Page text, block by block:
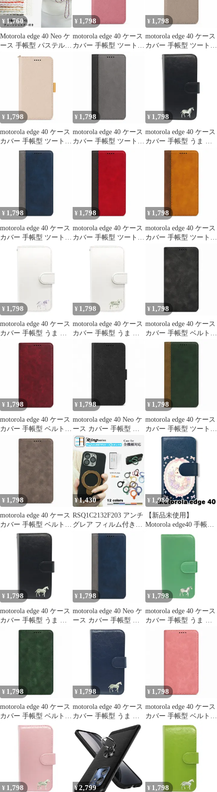
¥ 1,760
Motorola edge 40 Neo ケ
ース 手帳型 パステルカ
ラー 淡い ショルダー付
き edge40 カバー モト
ローラ edge40neoケース
全機種対応 マグネット
カード収納 携帯ケース
スマホカバー 9色セッ
ト手帳
¥ 1,798
motorola edge 40 ケース
カバー 手帳型 ツートン
edge 40ケース edge 40カ
バー edge40ケース
edge40カバー "q-m-27
¥ 1,798
motorola edge 40 ケース
カバー 手帳型 ツートン
edge 40ケース edge 40カ
バー edge40ケース
edge40カバー "q-3m-27
¥ 1,798
motorola edge 40 ケース
カバー 手帳型 ツートン
edge 40ケース edge 40カ
¥ 1,798
motorola edge 40 ケース
カバー 手帳型 ツートン
edge 40ケース edge 40カ
バー edge40ケース
¥ 1,798
motorola edge 40 ケース
カバー 手帳型 うま 馬
edge 40ケース edge 40カ
バー edge40ケース
edge40カバー "3q-pl-
¥ 1,798
motorola edge 40 ケース
カバー 手帳型 ツートン
edge 40ケース edge 40カ
バー edge40ケース
edge40カバー "q-m-6
¥ 1,798
motorola edge 40 ケース
カバー 手帳型 ツートン
edge 40ケース edge 40カ
バー edge40ケース
edge40カバー "q-3m-6
¥ 1,798
motorola edge 40 ケース
カバー 手帳型 ツートン
edge 40ケース edge 40カ
バー edge40ケース
edge40カバー "q-2m-6
¥ 1,798
motorola edge 40 ケース
カバー 手帳型 うま 馬
edge 40ケース edge 40カ
バー edge40ケース
edge40カバー "q-pl-dn36
¥ 1,798
motorola edge 40 ケース
カバー 手帳型 うま 馬
edge 40ケース edge 40カ
¥ 1,798
motorola edge 40 ケース
カバー 手帳型 ベルトな
し edge 40ケース edge
¥ 1,798
motorola edge 40 ケース
カバー 手帳型 ベルトな
し edge 40ケース edge
40カバー edge40ケース
edge40カバー "q-m-21
¥ 1,798
motorola edge 40 Neo ケ
ース カバー 手帳型 レ
ザー調 edge 40 Neoケー
ス edge 40 Neoカバー
edge40Neoケース
edge40Neoカバー "q-
3m-7
¥ 1,798
motorola edge 40 ケース
カバー 手帳型 ツートン
edge 40ケース edge 40カ
バー edge40ケース
edge40カバー "q-5m-6
¥ 1,798
motorola edge 40 ケース
カバー 手帳型 ベルトな
し edge 40ケース edge
40カバー edge40ケース
edge40カバー "q-4m-21
¥1,430
RSQ1C2132F203 アンチ
グレア フィルム付き
MagSafe対応 Motorola
イヤレス充電対応薄型
¥ 1,980
【新品未使用】
Motorola edge40 手帳型
スマホ ケース (色：ネ
イビー×花輪ねこ) 猫 花
いい 韓国 flip2-edge40-
¥ 1,798
motorola edge 40 ケース
カバー 手帳型 うま 馬
edge 40ケース edge 40カ
バー edge40ケース
edge40カバー "3q-pl-
¥ 1,798
motorola edge 40 Neo ケ
ース カバー 手帳型 ツ
ートン edge 40 Neoケー
ス edge 40 Neoカバー
edge40Neoカバー "q-m-
¥ 1,798
motorola edge 40 ケース
カバー 手帳型 うま 馬
edge 40ケース edge 40カ
バー edge40ケース
edge40カバー "4q-6pl-
¥ 1,798
motorola edge 40 ケース
カバー 手帳型 ベルトな
し edge 40ケース edge
40カバー edge40ケース
¥ 1,798
motorola edge 40 ケース
カバー 手帳型 うま 馬
edge 40ケース edge 40カ
バー edge40ケース
edge40カバー "2q-6pl-
¥ 1,798
motorola edge 40 ケース
カバー 手帳型 ベルトな
し edge 40ケース edge
40カバー edge40ケース
edge40カバー "q-2m-21
¥ 1,798 ¥2,799 ¥ 1,798